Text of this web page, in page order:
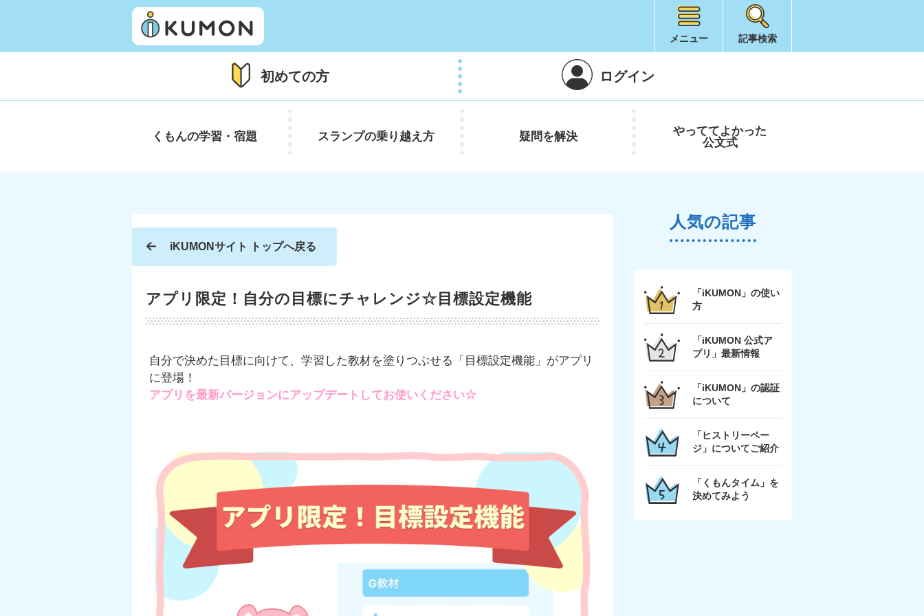
メニュー 記事検索
初めての方 ログイン
くもんの学習・宿題 スランプの乗り越え方 疑問を解決 やっててよかった
公文式
iKUMONサイト トップへ戻る
アプリ限定！自分の目標にチャレンジ☆目標設定機能
自分で決めた目標に向けて、学習した教材を塗りつぶせる「目標設定機能」がアプリ
に登場！
アプリを最新バージョンにアップデートしてお使いください☆
人気の記事
「iKUMON」の使い
方
「iKUMON 公式ア
プリ」最新情報
「iKUMON」の認証
について
「ヒストリーペー
ジ」についてご紹介
「くもんタイム」を
決めてみよう